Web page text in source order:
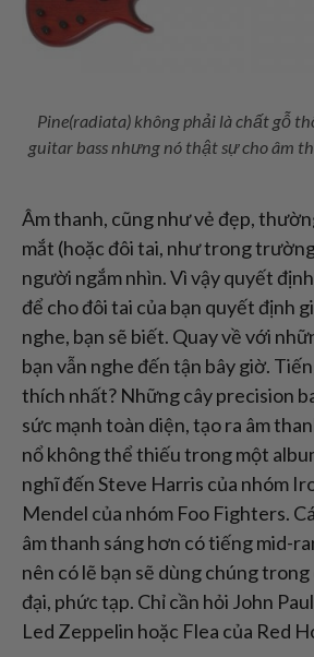
Pine(radiata) không phải là chất gỗ
guitar bass nhưng nó thật sự cho âm
Âm thanh, cũng như vẻ đẹp,
mắt (hoặc đôi tai, như trong
người ngắm nhìn. Vì vậy quyết
để cho đôi tai của bạn quyết định
nghe, bạn sẽ biết. Quay về với
bạn vẫn nghe đến tận bây giờ.
thích nhất? Những cây precision
sức mạnh toàn diện, tạo ra âm
nổ không thể thiếu trong một
nghĩ đến Steve Harris của nhóm
Mendel của nhóm Foo Fighters.
âm thanh sáng hơn có tiếng mid-
nên có lẽ bạn sẽ dùng chúng
đại, phức tạp. Chỉ cần hỏi John
Led Zeppelin hoặc Flea của Red